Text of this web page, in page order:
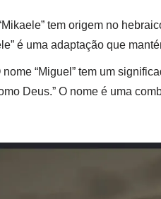
tem origem no
é uma adaptação que
nome “Miguel” tem um
Deus.” O nome é uma